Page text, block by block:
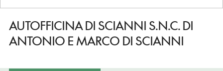
AUTOFFICINA DI SCIANNI S.N.C. DI
ANTONIO E MARCO DI SCIANNI